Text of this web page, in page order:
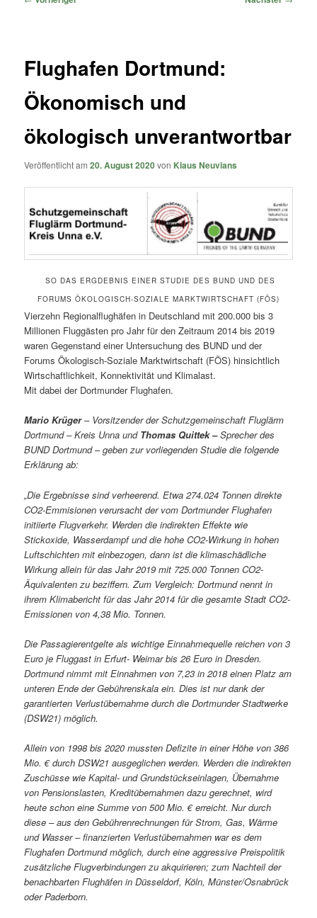
Flughafen Dortmund:
Ökonomisch und
ökologisch unverantwortbar
Veröffentlicht am20. August 2020von Klaus Neuvians
SO DAS ERGDEBNIS EINER STUDIE DES BUND UND DES
FORUMS ÖKOLOGISCH-SOZIALE MARKTWIRTSCHAFT (FÖS)
Vierzehn Regionalflughäfen in Deutschland mit 200.000 bis 3
Millionen Fluggästen pro Jahr für den Zeitraum 2014 bis 2019
waren Gegenstand einer Untersuchung des BUND und der
Forums Ökologisch-Soziale Marktwirtschaft (FÖS) hinsichtlich
Wirtschaftlichkeit, Konnektivität und Klimalast.
Mit dabei der Dortmunder Flughafen.
Mario Krüger– Vorsitzender der Schutzgemeinschaft Fluglärm
Dortmund – Kreis Unna und Thomas Quittek –Sprecher des
BUND Dortmund – geben zur vorliegenden Studie die folgende
Erklärung ab:
„Die Ergebnisse sind verheerend. Etwa 274.024 Tonnen direkte
CO2-Emmisionen verursacht der vom Dortmunder Flughafen
initiierte Flugverkehr. Werden die indirekten Effekte wie
Stickoxide, Wasserdampf und die hohe CO2-Wirkung in hohen
Luftschichten mit einbezogen, dann ist die klimaschädliche
Wirkung allein für das Jahr 2019 mit 725.000 Tonnen CO2-
Äquivalenten zu beziffern. Zum Vergleich: Dortmund nennt in
ihrem Klimabericht für das Jahr 2014 für die gesamte Stadt CO2-
Emissionen von 4,38 Mio. Tonnen.
Die Passagierentgelte als wichtige Einnahmequelle reichen von 3
Euro je Fluggast in Erfurt- Weimar bis 26 Euro in Dresden.
Dortmund nimmt mit Einnahmen von 7,23 in 2018 einen Platz am
unteren Ende der Gebührenskala ein. Dies ist nur dank der
garantierten Verlustübernahme durch die Dortmunder Stadtwerke
(DSW21) möglich.
Allein von 1998 bis 2020 mussten Defizite in einer Höhe von 386
Mio. € durch DSW21 ausgeglichen werden. Werden die indirekten
Zuschüsse wie Kapital- und Grundstückseinlagen, Übernahme
von Pensionslasten, Kreditübernahmen dazu gerechnet, wird
heute schon eine Summe von 500 Mio. € erreicht. Nur durch
diese – aus den Gebührenrechnungen für Strom, Gas, Wärme
und Wasser – finanzierten Verlustübernahmen war es dem
Flughafen Dortmund möglich, durch eine aggressive Preispolitik
zusätzliche Flugverbindungen zu akquirieren; zum Nachteil der
benachbarten Flughäfen in Düsseldorf, Köln, Münster/Osnabrück
oder Paderborn.